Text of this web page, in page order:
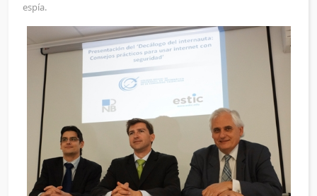
espía.